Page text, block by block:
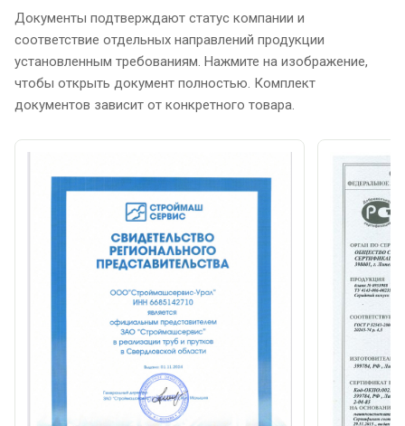
Документы подтверждают статус компании и
соответствие отдельных направлений продукции
установленным требованиям. Нажмите на изображение,
чтобы открыть документ полностью. Комплект
документов зависит от конкретного товара.